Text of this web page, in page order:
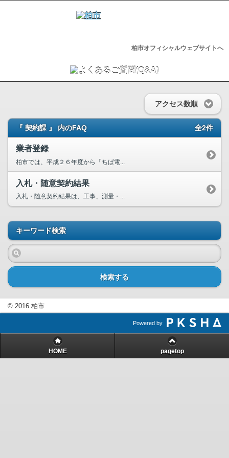
柏市オフィシャルウェブサイトへ
アクセス数順
『 契約課 』 内のFAQ 全2件
業者登録
柏市では、平成２６年度から「ちば電...
入札・随意契約結果
入札・随意契約結果は、工事、測量・...
キーワード検索
検索する
© 2016 柏市
Powered by
HOME pagetop